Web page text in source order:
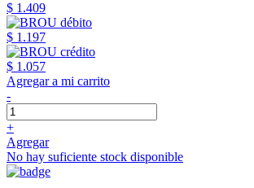
$ 1.409
$ 1.197
$ 1.057
Agregar a mi carrito
-
+
Agregar
No hay suficiente stock disponible